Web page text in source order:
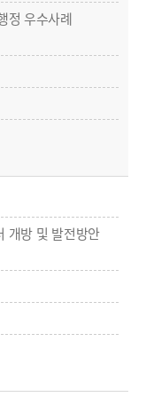
정 우수사례
개방 및 발전방안